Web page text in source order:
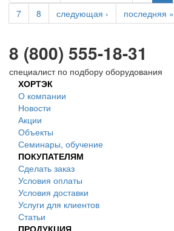
7
8 следующая › последняя »
8 (800) 555-18-31
специалист по подбору оборудования
ХОРТЭК
О компании
Новости
Акции
Объекты
Семинары, обучение
ПОКУПАТЕЛЯМ
Сделать заказ
Условия оплаты
Условия доставки
Услуги для клиентов
Статьи